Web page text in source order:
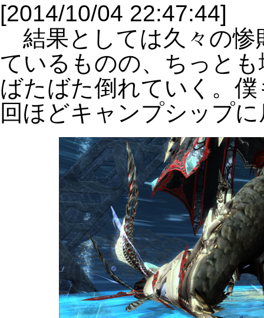
[2014/10/04 22:47:44]
結果としては久々の惨
ているものの、ちっと
ばたばた倒れていく。
回ほどキャンプシップ